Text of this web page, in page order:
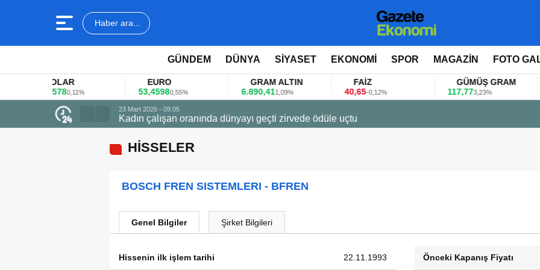
Haber ara...
GÜNDEM DÜNYA SİYASET EKONOMİ SPOR MAGAZİN FOTO
DOLAR
0,11%
EURO
53,45980,55%
GRAM ALTIN
6.890,411,09%
FAİZ
40,65-0,12%
GÜMÜŞ GRAM
117,773,23%
23 Mart 2026 - 09:05
Kadın çalışan oranında dünyayı geçti zirvede ödüle uçtu
HİSSELER
BOSCH FREN SISTEMLERI - BFREN
Genel Bilgiler Şirket Bilgileri
Hissenin ilk işlem tarihi 22.11.1993 Önceki Kapanış Fiyatı